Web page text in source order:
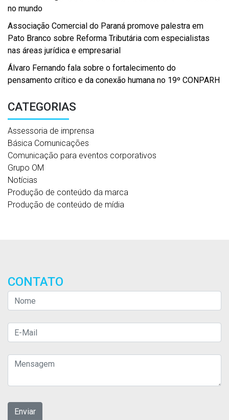
no mundo
Associação Comercial do Paraná promove palestra em
Pato Branco sobre Reforma Tributária com especialistas
nas áreas jurídica e empresarial
Álvaro Fernando fala sobre o fortalecimento do
pensamento crítico e da conexão humana no 19º CONPARH
CATEGORIAS
Assessoria de imprensa
Básica Comunicações
Comunicação para eventos corporativos
Grupo OM
Notícias
Produção de conteúdo da marca
Produção de conteúdo de mídia
CONTATO